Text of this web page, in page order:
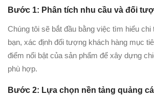
Bước 1: Phân tích nhu cầu và đối
Chúng tôi sẽ bắt đầu bằng việc tìm hiểu
bạn, xác định đối tượng khách hàng mục
điểm nổi bật của sản phẩm để xây dựng
phù hợp.
Bước 2: Lựa chọn nền tảng quảng